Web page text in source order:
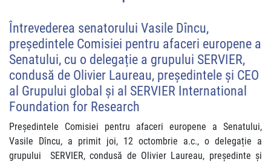
Întrevederea senatorului Vasile Dîncu,
președintele Comisiei pentru afaceri europene a
Senatului, cu o delegație a grupului SERVIER,
condusă de Olivier Laureau, președintele și CEO
al Grupului global și al SERVIER International
Foundation for Research
Președintele Comisiei pentru afaceri europene a Senatului,
Vasile Dîncu, a primit joi, 12 octombrie a.c., o delegație a
grupului SERVIER, condusă de Olivier Laureau, președinte și